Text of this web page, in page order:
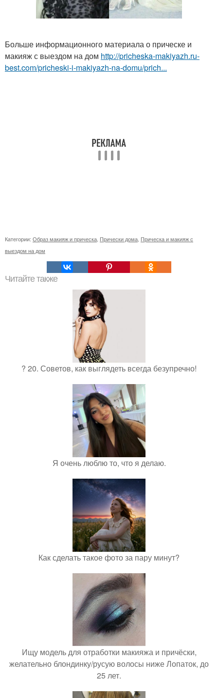
Больше информационного материала о прическе и
макияж с выездом на дом http://pricheska-makiyazh.ru-
best.com/pricheski-i-makiyazh-na-domu/prich...
Категории: Образ макияж и прическа Прически дома Прическа и макияж с
выездом на дом
Читайте также
? 20. Советов, как выглядеть всегда безупречно!
Я очень люблю то, что я делаю.
Как сделать такое фото за пару минут?
Ищу модель для отработки макияжа и причёски,
желательно блондинку/русую волосы ниже Лопаток, до
25 лет.